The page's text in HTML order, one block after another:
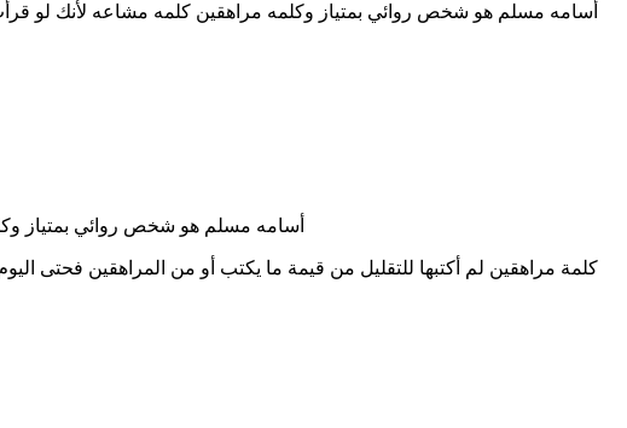
أسامه مسلم هو شخص روائي بمتياز وكلمه مراهقين كلمه مشاعه لأنك لو
أسامه مسلم هو شخص روائي بمتياز
كلمة مراهقين لم أكتبها للتقليل من قيمة ما يكتب أو من المراهقين فحتى